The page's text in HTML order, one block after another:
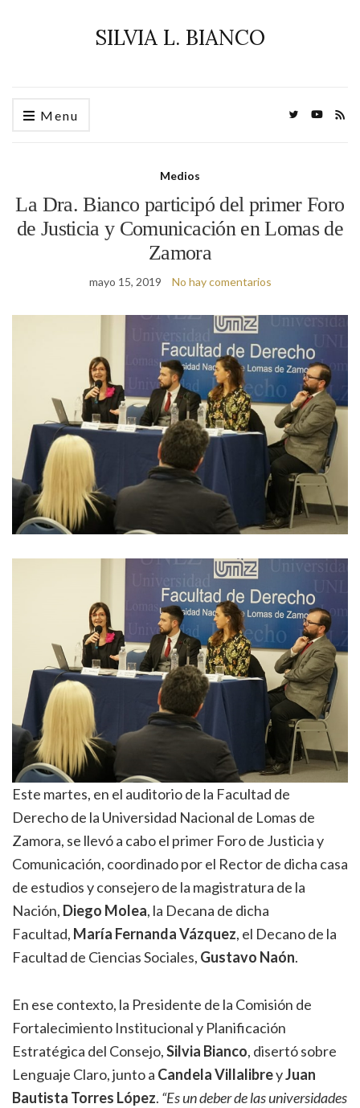
SILVIA L. BIANCO
Menu
Medios
La Dra. Bianco participó del primer Foro
de Justicia y Comunicación en Lomas de
Zamora
mayo 15, 2019 No hay comentarios
Este martes, en el auditorio de la Facultad de
Derecho de la Universidad Nacional de Lomas de
Zamora, se llevó a cabo el primer Foro de Justicia y
Comunicación, coordinado por el Rector de dicha casa
de estudios y consejero de la magistratura de la
Nación, Diego Molea, la Decana de dicha
Facultad, María Fernanda Vázquez, el Decano de la
Facultad de Ciencias Sociales, Gustavo Naón.
En ese contexto, la Presidente de la Comisión de
Fortalecimiento Institucional y Planificación
Estratégica del Consejo,Silvia Bianco, disertó sobre
Lenguaje Claro, junto a Candela VillalibreyJuan
Bautista Torres López. “Es un deber de las universidades